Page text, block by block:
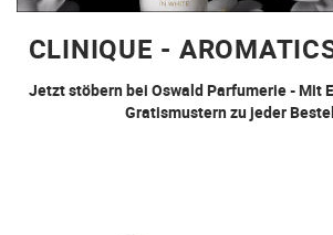
CLINIQUE -
Jetzt stöbern bei Oswald Parfumerie - Mit
Gratismustern zu jeder